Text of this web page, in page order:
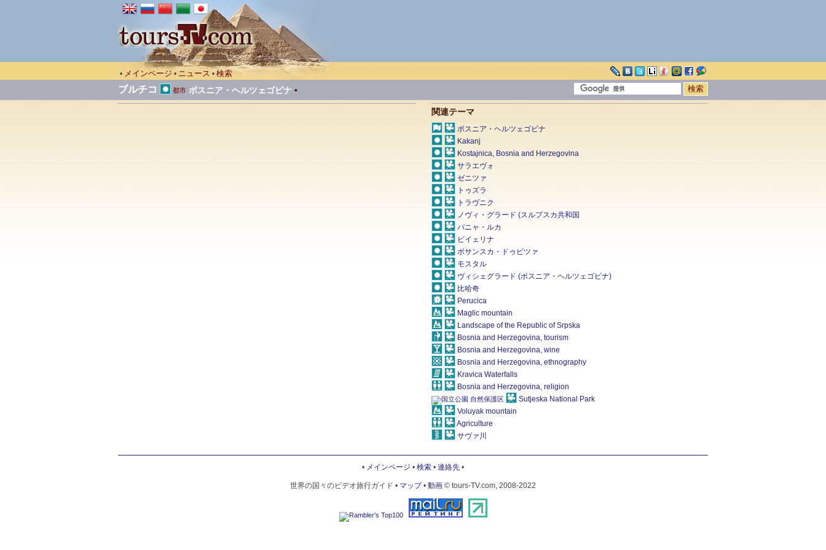
• メインページ • ニュース • 検索
ブルチコ 都市 ボスニア・ヘルツェゴビナ •
関連テーマ
ボスニア・ヘルツェゴビナ
Kakanj
Kostajnica, Bosnia and Herzegovina
サラエヴォ
ゼニツァ
トゥズラ
トラヴニク
ノヴィ・グラード (スルプスカ共和国
バニャ・ルカ
ビイェリナ
ボサンスカ・ドゥビツァ
モスタル
ヴィシェグラード (ボスニア・ヘルツェゴビナ)
比哈奇
Perucica
Maglic mountain
Landscape of the Republic of Srpska
Bosnia and Herzegovina, tourism
Bosnia and Herzegovina, wine
Bosnia and Herzegovina, ethnography
Kravica Waterfalls
Bosnia and Herzegovina, religion
Sutjeska National Park
Voluyak mountain
Agriculture
サヴァ川
• メインページ • 検索 • 連絡先 •
世界の国々のビデオ旅行ガイド • マップ• 動画 © tours-TV.com, 2008-2022